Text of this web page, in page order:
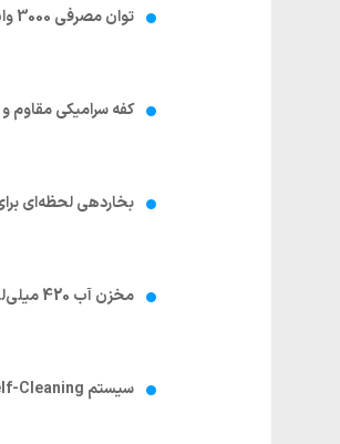
توان مصرفی 3000 وات برای قدرت بخار بالا
کفه سرامیکی مقاوم
بخاردهی لحظه‌ای
مخزن آب 420 میلی‌لیتر با اسپری آب برای نرم کردن الیاف
سیستم Self-Cleaning و ضد رسوب برای افزایش عمر دستگاه